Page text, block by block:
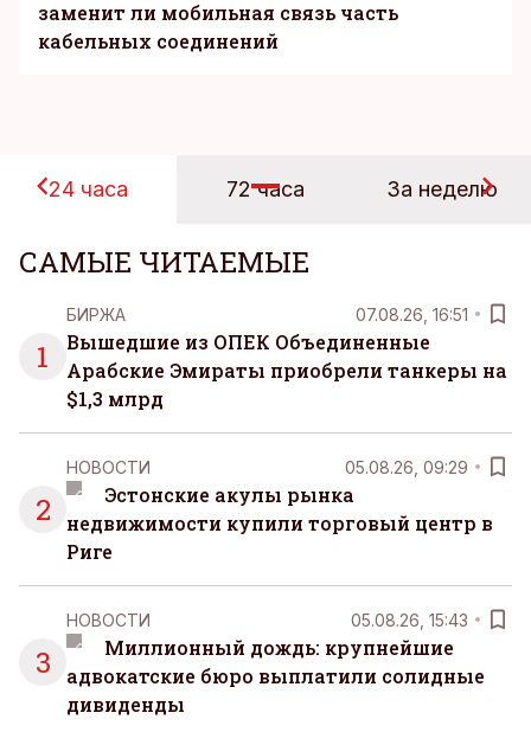
заменит ли мобильная связь часть
кабельных соединений
24 часа 72 часа За неделю
САМЫЕ ЧИТАЕМЫЕ
1
БИРЖА 07.08.26, 16:51
Вышедшие из ОПЕК Объединенные
Арабские Эмираты приобрели танкеры на
$1,3 млрд
2
НОВОСТИ 05.08.26, 09:29
Эстонские акулы рынка
недвижимости купили торговый центр в
Риге
3
НОВОСТИ 05.08.26, 15:43
Миллионный дождь: крупнейшие
адвокатские бюро выплатили солидные
дивиденды